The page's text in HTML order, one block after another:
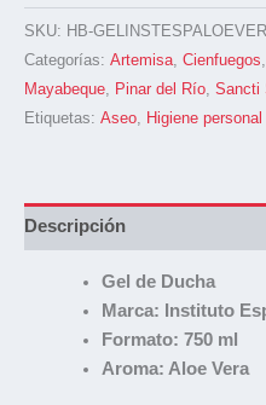
SKU: HB-
Categorías: Artemisa Cienfuegos
Mayabeque
Pinar del Río Sancti
Etiquetas: Aseo Higiene personal
Descripción
Gel de Ducha
Marca: Instituto
Formato: 750 ml
Aroma: Aloe Vera